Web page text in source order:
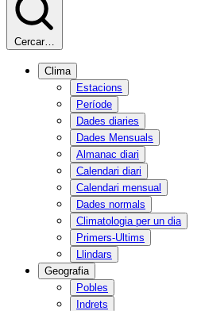
Cercar…
Clima
Estacions
Període
Dades diaries
Dades Mensuals
Almanac diari
Calendari diari
Calendari mensual
Dades normals
Climatologia per un dia
Primers-Ultims
Llindars
Geografia
Pobles
Indrets